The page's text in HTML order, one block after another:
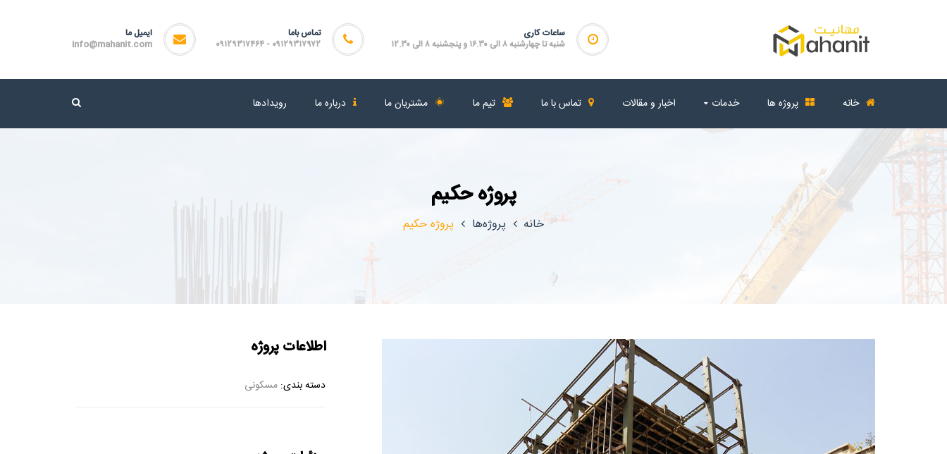
ایمیل ما
info@mahanit.com
تماس باما
۰۹۱۲۹۳۱۷۹۷۲ - ۰۹۱۲۹۳۱۷۴۶۴
ساعات کاری
شنبه تا چهارشنبه ۸ الی ۱۶.۳۰ و پنجشنبه ۸ الی ۱۲.۳۰
خانه پروژه ها خدمات اخبار و مقالات تماس با ما تیم ما مشتریان ما درباره ما رویدادها
پروژه حکیم
خانه پروژه‌ها پروژه حکیم
اطلاعات پروژه
دسته بندی: مسکونی